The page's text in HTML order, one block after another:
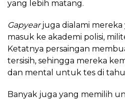
yang lebih matang.
Gapyearjuga dialami
masuk ke akademi polisi,
Ketatnya persaingan
tersisih, sehingga mereka
dan mental untuk tes di
Banyak juga yang memilih